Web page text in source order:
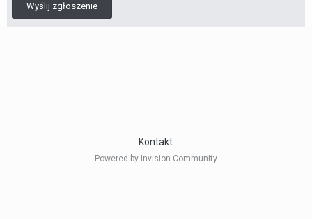
Wyślij zgłoszenie
Kontakt
Powered by Invision Community